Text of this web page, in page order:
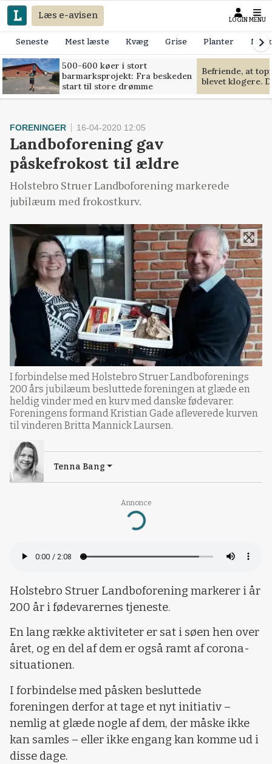
Læs e-avisen LOGIN MENU
Seneste Mest læste Kvæg Grise Planter
500-600 køer i stort
barmarksprojekt: Fra beskeden
start til store drømme
Befriende, at
blevet klogere.
Annonce
Loading...
FORENINGER 16-04-2020 12:05
Landboforening gav
påskefrokost til ældre
Holstebro Struer Landboforening markerede
jubilæum med frokostkurv.
I forbindelse med Holstebro Struer Landboforenings
200 års jubilæum besluttede foreningen at glæde en
heldig vinder med en kurv med danske fødevarer.
Foreningens formand Kristian Gade afleverede kurven
til vinderen Britta Mannick Laursen.
Tenna Bang
Holstebro Struer Landboforening markerer i år
200 år i fødevarernes tjeneste.
En lang række aktiviteter er sat i søen hen over
året, og en del af dem er også ramt af corona-
situationen.
I forbindelse med påsken besluttede
foreningen derfor at tage et nyt initiativ –
nemlig at glæde nogle af dem, der måske ikke
kan samles – eller ikke engang kan komme ud i
disse dage.